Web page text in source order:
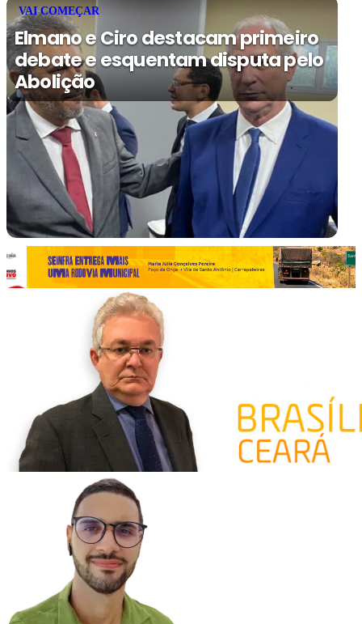
VAI COMEÇAR
Elmano e Ciro destacam primeiro
debate e esquentam disputa pelo
Abolição